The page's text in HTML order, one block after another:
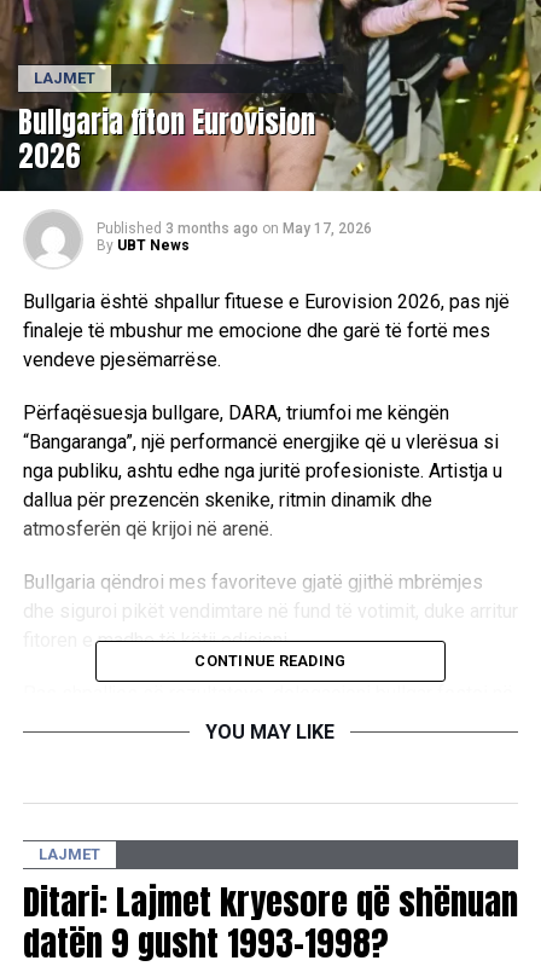
LAJMET
Bullgaria fiton Eurovision
2026
Published 3 months ago on May 17, 2026
By UBT News
Bullgaria është shpallur fituese e Eurovision 2026, pas një
finaleje të mbushur me emocione dhe garë të fortë mes
vendeve pjesëmarrëse.
Përfaqësuesja bullgare, DARA, triumfoi me këngën
“Bangaranga”, një performancë energjike që u vlerësua si
nga publiku, ashtu edhe nga juritë profesioniste. Artistja u
dallua për prezencën skenike, ritmin dinamik dhe
atmosferën që krijoi në arenë.
Bullgaria qëndroi mes favoriteve gjatë gjithë mbrëmjes
dhe siguroi pikët vendimtare në fund të votimit, duke arritur
fitoren e madhe të këtij edicioni.
skenë, ndërsa reagime të shumta pati edhe në rrjetet
Ndërkohë, Shqipëria, e përfaqësuar nga Alis me këngën
RELATED TOPICS:
UP NEXT
CONTINUE READING
YOU MAY LIKE
LAJMET
Ditari: Lajmet kryesore që shënuan
datën 9 gusht 1993-1998?